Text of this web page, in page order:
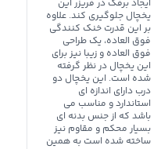
ایجاد برفک در فریزر این
یخچال جلوگیری کند. علاوه
بر این قدرت خنک کنندگی
فوق العاده، یک طراحی
فوق العاده و زیبا نیز برای
این یخچال در نظر گرفته
شده است. این یخچال دو
درب دارای اندازه ای
استاندارد و مناسب می
باشد که از جنس بدنه ای
بسیار محکم و مقاوم نیز
ساخته شده است به همین